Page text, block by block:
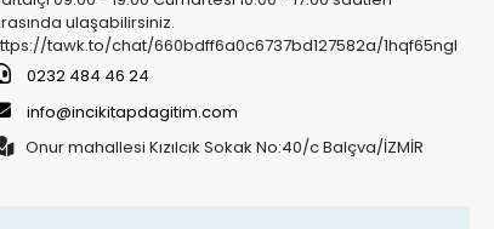
ulaşabilirsiniz.
tawk.to/chat/660bdff6a0c6737bd127582a/1hqf65ngl
0232 484 46 24
info@incikitapdagitim.com
Onur mahallesi Kızılcık Sokak No:40/c Balçva/İZMİR